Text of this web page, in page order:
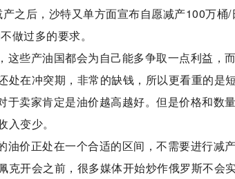
之后，沙特又单方面宣布自愿减产100万桶
做过多的要求。
这些产油国都会为自己能多争取一点利益，
处在冲突期，非常的缺钱，所以更看重的是
于卖家肯定是油价越高越好。但是价格和数
变少。
油价正处在一个合适的区间，不需要进行减
开会之前，很多媒体开始炒作俄罗斯不会实